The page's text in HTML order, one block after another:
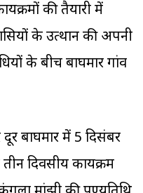
की तैयारी में
के उत्थान की अपनी
के बीच बाघमार गांव
बाघमार में 5 दिसंबर
दिवसीय कार्यक्रम